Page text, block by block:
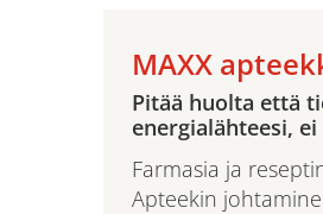
MAXX
Pitää huolta että
energialähteesi,
Farmasia ja
Apteekin